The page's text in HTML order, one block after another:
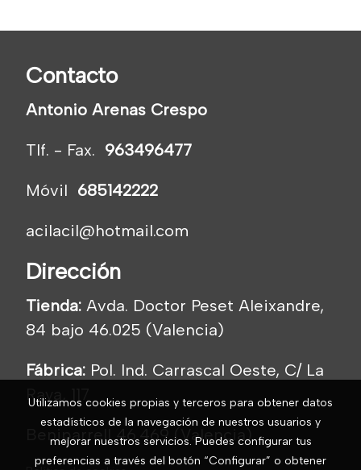
Contacto
Antonio Arenas Crespo
Tlf. - Fax. 963496477
Móvil 685142222
acilacil@hotmail.com
Dirección
Tienda: Avda. Doctor Peset Aleixandre,
84 bajo 46.025 (Valencia)
Fábrica: Pol. Ind. Carrascal Oeste, C/ La
Raya, 117
Beniparrell 46.469 (Valencia)
Utilizamos cookies propias y terceros para obtener datos
estadísticos de la navegación de nuestros usuarios y
mejorar nuestros servicios. Puedes configurar tus
preferencias a través del botón “Configurar” o obtener